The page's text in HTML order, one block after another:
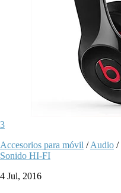
3
Accesorios para móvil /Audio /
Sonido HI-FI
4 Jul, 2016